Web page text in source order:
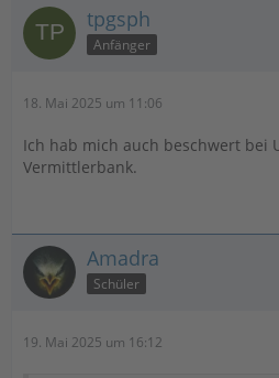
tpgsph
Anfänger
18. Mai 2025 um 11:06
Ich hab mich auch beschwert bei
Vermittlerbank.
Amadra
Schüler
19. Mai 2025 um 16:12